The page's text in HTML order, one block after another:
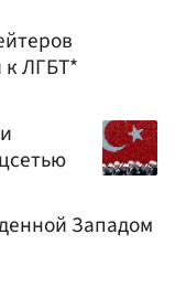
ЛГБТ*
Западом